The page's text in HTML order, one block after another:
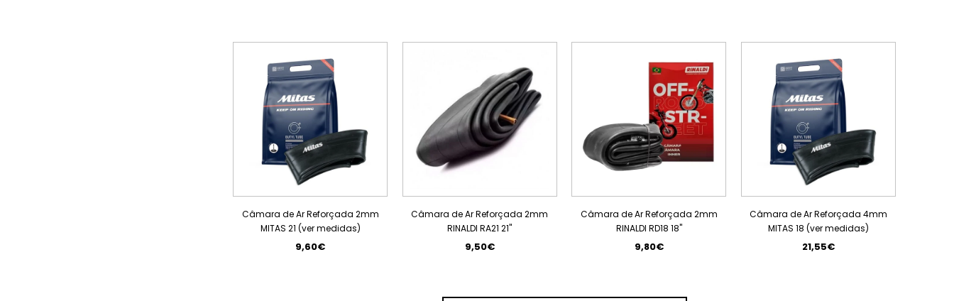
Câmara de Ar Reforçada 2mm
MITAS 21 (ver medidas)
9,60€
Câmara de Ar Reforçada 2mm
RINALDI RA21 21"
9,50€
Câmara de Ar Reforçada 2mm
RINALDI RD18 18"
9,80€
Câmara de Ar Reforçada 4mm
MITAS 18 (ver medidas)
21,55€